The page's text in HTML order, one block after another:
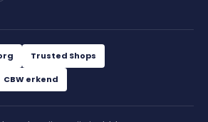
Trusted Shops
CBW erkend